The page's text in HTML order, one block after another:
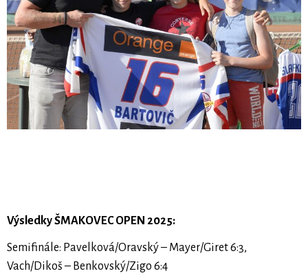
Výsledky ŠMAKOVEC OPEN 2025:
Semifinále: Pavelková/Oravský – Mayer/Giret 6:3,
Vach/Dikoš – Benkovský/Zigo 6:4